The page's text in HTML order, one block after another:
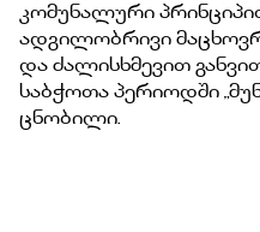
კომუნალური
ადგილობრივი
და ძალისხმევით
საბჭოთა პერიოდში
ცნობილი.